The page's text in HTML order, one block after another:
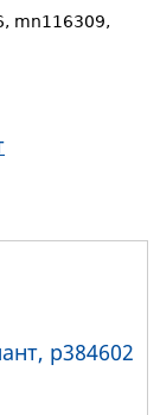
mn116309,